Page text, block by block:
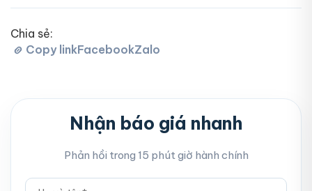
Chia sẻ:
Copy linkFacebookZalo
Nhận báo giá nhanh
Phản hồi trong 15 phút giờ hành chính